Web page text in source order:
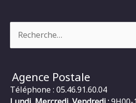
Agence Postale
Téléphone : 05.46.91.60.04